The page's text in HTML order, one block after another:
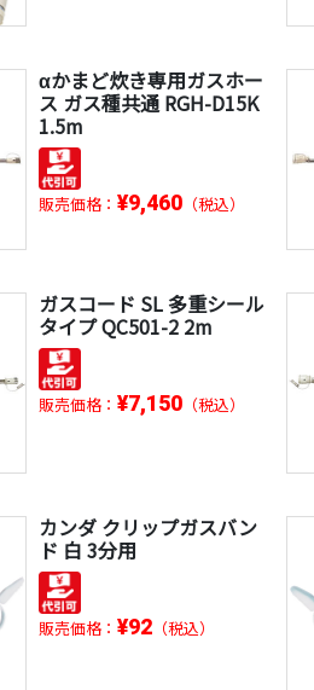
αかまど炊き専用ガスホー
ス ガス種共通 RGH-D15K
1.5m
販売価格： ¥9,460 （税込）
ガスコード SL 多重シール
タイプ QC501-2 2m
販売価格： ¥7,150 （税込）
カンダ クリップガスバン
ド 白 3分用
販売価格： ¥92 （税込）